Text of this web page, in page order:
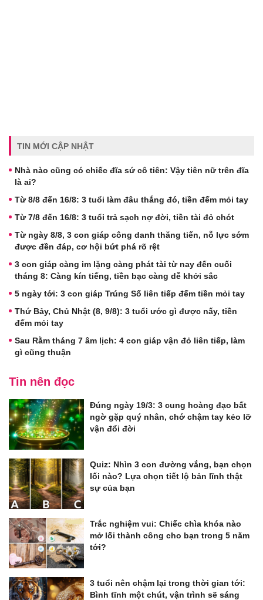
TIN MỚI CẬP NHẬT
Nhà nào cũng có chiếc đĩa sứ cô tiên: Vậy tiên nữ trên đĩa
là ai?
Từ 8/8 đến 16/8: 3 tuổi làm đâu thắng đó, tiền đếm mỏi tay
Từ 7/8 đến 16/8: 3 tuổi trả sạch nợ đời, tiền tài đỏ chót
Từ ngày 8/8, 3 con giáp công danh thăng tiến, nỗ lực sớm
được đền đáp, cơ hội bứt phá rõ rệt
3 con giáp càng im lặng càng phát tài từ nay đến cuối
tháng 8: Càng kín tiếng, tiền bạc càng dễ khởi sắc
5 ngày tới: 3 con giáp Trúng Số liên tiếp đếm tiền mỏi tay
Thứ Bảy, Chủ Nhật (8, 9/8): 3 tuổi ước gì được nấy, tiền
đếm mỏi tay
Sau Rằm tháng 7 âm lịch: 4 con giáp vận đỏ liên tiếp, làm
gì cũng thuận
Tin nên đọc
Đúng ngày 19/3: 3 cung hoàng đạo bất
ngờ gặp quý nhân, chớ chậm tay kẻo lỡ
vận đổi đời
Quiz: Nhìn 3 con đường vắng, bạn chọn
lối nào? Lựa chọn tiết lộ bản lĩnh thật
sự của bạn
Trắc nghiệm vui: Chiếc chìa khóa nào
mở lối thành công cho bạn trong 5 năm
tới?
3 tuổi nên chậm lại trong thời gian tới:
Bình tĩnh một chút, vận trình sẽ sáng